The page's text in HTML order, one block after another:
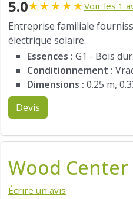
5.0★★★★★Voir les 1
Entreprise familiale
électrique solaire.
Essences : G1 - Bois
Conditionnement :
Dimensions : 0.25 m,
Devis
Wood Center
Écrire un avis